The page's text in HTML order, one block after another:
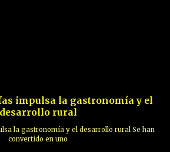
impulsa la gastronomía y el
desarrollo rural
la gastronomía y el desarrollo rural Se han
convertido en uno